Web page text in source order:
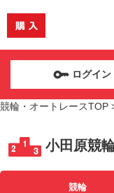
ログイン
競輪・オートレースTOP
小田原競
競輪